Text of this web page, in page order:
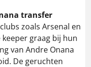
transfer
zoals Arsenal en
graag bij hun
van Andre Onana
De geruchten